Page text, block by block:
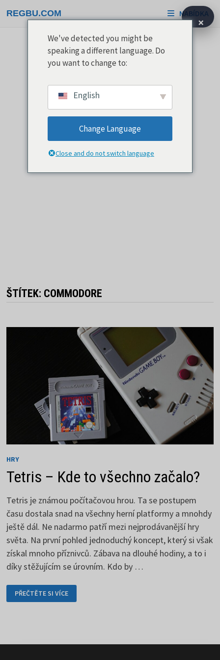
na
REGBU.COM NABÍDKA
ŠTÍTEK: COMMODORE
HRY
Tetris – Kde to všechno začalo?
Tetris je známou počítačovou hrou. Ta se postupem
času dostala snad na všechny herní platformy a mnohdy
ještě dál. Ne nadarmo patří mezi nejprodávanější hry
světa. Na první pohled jednoduchý koncept, který si však
získal mnoho příznivců. Zábava na dlouhé hodiny, a to i
díky stěžujícím se úrovním. Kdo by …
TETRIS
–
KDE
PŘEČTĚTE SI VÍCE
×
We've detected you might be
speaking a different language. Do
you want to change to:
English
Change Language
Close and do not switch language